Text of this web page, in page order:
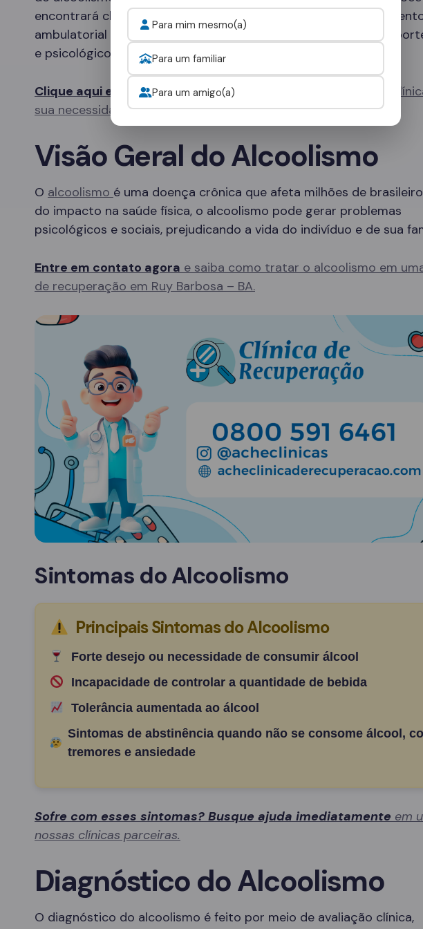
encontrará clínicas especializadas que oferecem desde
ambulatorial até programas de internação completos, com
e psicológico 24 horas por dia.
Clique aqui e fale com um consultor
para escolher a melhor
sua necessidade.
Visão Geral do Alcoolismo
O alcoolismo é uma doença crônica que afeta milhões de
do impacto na saúde física, o alcoolismo pode gerar problemas
psicológicos e sociais, prejudicando a vida do indivíduo e de sua
Entre em contato agora e saiba como tratar o alcoolismo em
de recuperação em Ruy Barbosa – BA.
Sintomas do Alcoolismo
Principais Sintomas do Alcoolismo
Forte desejo ou necessidade de consumir álcool
Incapacidade de controlar a quantidade de bebida
Tolerância aumentada ao álcool
Sintomas de abstinência quando não se consome álcool,
tremores e ansiedade
Sofre com esses sintomas? Busque ajuda imediatamente em
nossas clínicas parceiras.
Diagnóstico do Alcoolismo
O diagnóstico do alcoolismo é feito por meio de avaliação clínica,
Para mim mesmo(a)
Para um familiar
Para um amigo(a)